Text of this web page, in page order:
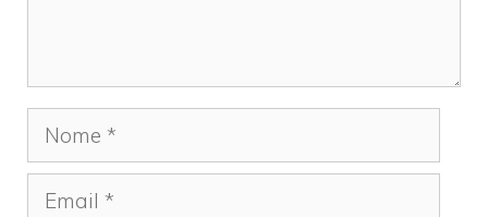
Nome
Email